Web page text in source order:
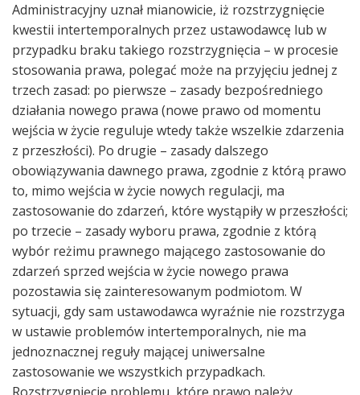
Administracyjny uznał mianowicie, iż rozstrzygnięcie
kwestii intertemporalnych przez ustawodawcę lub w
przypadku braku takiego rozstrzygnięcia – w procesie
stosowania prawa, polegać może na przyjęciu jednej z
trzech zasad: po pierwsze – zasady bezpośredniego
działania nowego prawa (nowe prawo od momentu
wejścia w życie reguluje wtedy także wszelkie zdarzenia
z przeszłości). Po drugie – zasady dalszego
obowiązywania dawnego prawa, zgodnie z którą prawo
to, mimo wejścia w życie nowych regulacji, ma
zastosowanie do zdarzeń, które wystąpiły w przeszłości;
po trzecie – zasady wyboru prawa, zgodnie z którą
wybór reżimu prawnego mającego zastosowanie do
zdarzeń sprzed wejścia w życie nowego prawa
pozostawia się zainteresowanym podmiotom. W
sytuacji, gdy sam ustawodawca wyraźnie nie rozstrzyga
w ustawie problemów intertemporalnych, nie ma
jednoznacznej reguły mającej uniwersalne
zastosowanie we wszystkich przypadkach.